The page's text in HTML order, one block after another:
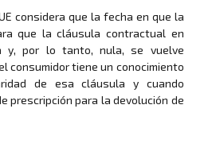
considera que la fecha en que la
que la cláusula contractual en
y, por lo tanto, nula, se vuelve
consumidor tiene un conocimiento
de esa cláusula y cuando
prescripción para la devolución de